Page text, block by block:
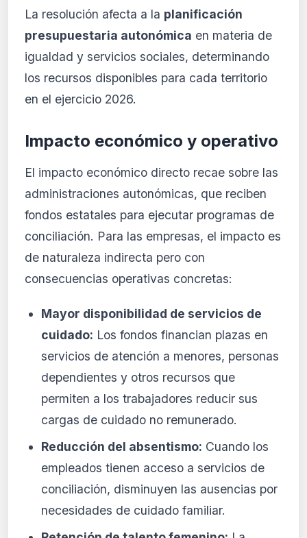
La resolución afecta a la planificación
presupuestaria autonómica en materia de
igualdad y servicios sociales, determinando
los recursos disponibles para cada territorio
en el ejercicio 2026.
Impacto económico y operativo
El impacto económico directo recae sobre las
administraciones autonómicas, que reciben
fondos estatales para ejecutar programas de
conciliación. Para las empresas, el impacto es
de naturaleza indirecta pero con
consecuencias operativas concretas:
Mayor disponibilidad de servicios de
cuidado: Los fondos financian plazas en
servicios de atención a menores, personas
dependientes y otros recursos que
permiten a los trabajadores reducir sus
cargas de cuidado no remunerado.
Reducción del absentismo: Cuando los
empleados tienen acceso a servicios de
conciliación, disminuyen las ausencias por
necesidades de cuidado familiar.